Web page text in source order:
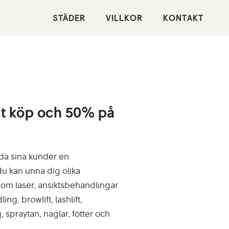
STÄDER VILLKOR KONTAKT
köp och 50% på
sina kunder en
kan unna dig olika
laser, ansiktsbehandlingar
browlift, lashlift,
naglar, fötter och